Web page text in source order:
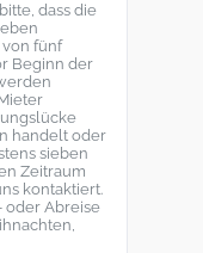
dass die
fünf
Beginn der
handelt oder
sieben
Zeitraum
kontaktiert.
oder Abreise